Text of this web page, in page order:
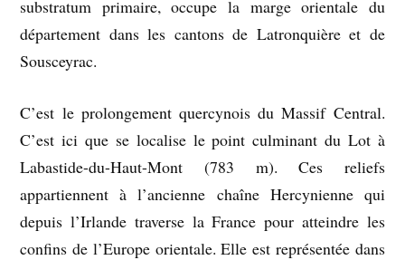
substratum primaire, occupe la marge orientale du
département dans les cantons de Latronquière et de
Sousceyrac.
C’est le prolongement quercynois du Massif Central.
C’est ici que se localise le point culminant du Lot à
Labastide-du-Haut-Mont (783 m). Ces reliefs
appartiennent à l’ancienne chaîne Hercynienne qui
depuis l’Irlande traverse la France pour atteindre les
confins de l’Europe orientale. Elle est représentée dans